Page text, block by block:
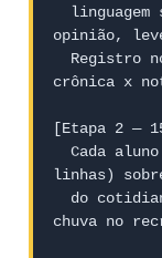
opinião,
crônica x
[Etapa 2 —
linhas)
chuva no